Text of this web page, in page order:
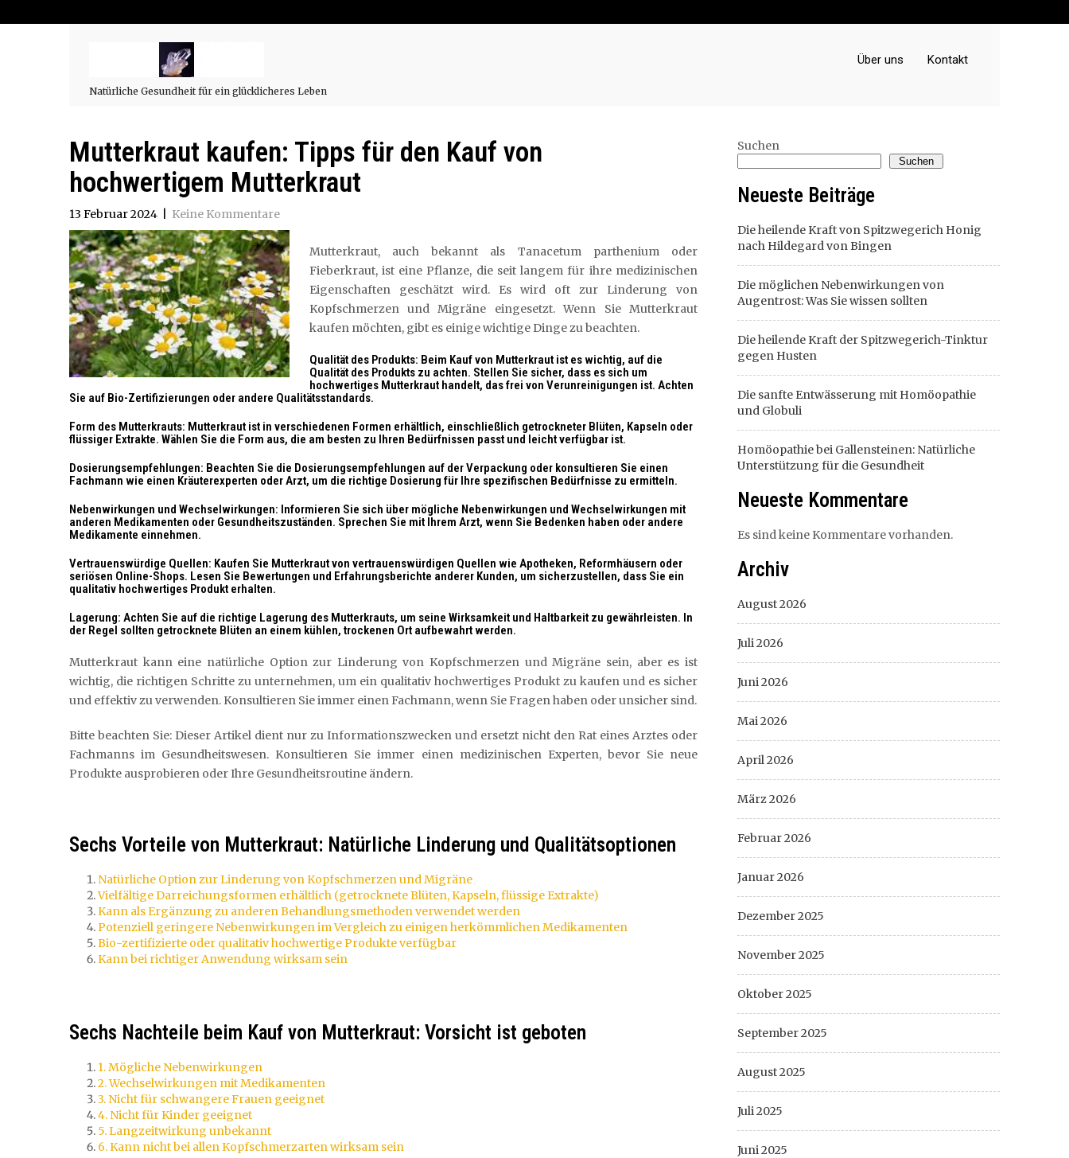
Natürliche Gesundheit für ein glücklicheres Leben
Über uns Kontakt
Mutterkraut kaufen: Tipps für den Kauf von
hochwertigem Mutterkraut
13 Februar 2024 Keine Kommentare
Mutterkraut, auch bekannt als Tanacetum parthenium oder
Fieberkraut, ist eine Pflanze, die seit langem für ihre medizinischen
Eigenschaften geschätzt wird. Es wird oft zur Linderung von
Kopfschmerzen und Migräne eingesetzt. Wenn Sie Mutterkraut
kaufen möchten, gibt es einige wichtige Dinge zu beachten.
Qualität des Produkts: Beim Kauf von Mutterkraut ist es wichtig, auf die
Qualität des Produkts zu achten. Stellen Sie sicher, dass es sich um
hochwertiges Mutterkraut handelt, das frei von Verunreinigungen ist. Achten
Sie auf Bio-Zertifizierungen oder andere Qualitätsstandards.
Form des Mutterkrauts: Mutterkraut ist in verschiedenen Formen erhältlich, einschließlich getrockneter Blüten, Kapseln oder
flüssiger Extrakte. Wählen Sie die Form aus, die am besten zu Ihren Bedürfnissen passt und leicht verfügbar ist.
Dosierungsempfehlungen: Beachten Sie die Dosierungsempfehlungen auf der Verpackung oder konsultieren Sie einen
Fachmann wie einen Kräuterexperten oder Arzt, um die richtige Dosierung für Ihre spezifischen Bedürfnisse zu ermitteln.
Nebenwirkungen und Wechselwirkungen: Informieren Sie sich über mögliche Nebenwirkungen und Wechselwirkungen mit
anderen Medikamenten oder Gesundheitszuständen. Sprechen Sie mit Ihrem Arzt, wenn Sie Bedenken haben oder andere
Medikamente einnehmen.
Vertrauenswürdige Quellen: Kaufen Sie Mutterkraut von vertrauenswürdigen Quellen wie Apotheken, Reformhäusern oder
seriösen Online-Shops. Lesen Sie Bewertungen und Erfahrungsberichte anderer Kunden, um sicherzustellen, dass Sie ein
qualitativ hochwertiges Produkt erhalten.
Lagerung: Achten Sie auf die richtige Lagerung des Mutterkrauts, um seine Wirksamkeit und Haltbarkeit zu gewährleisten. In
der Regel sollten getrocknete Blüten an einem kühlen, trockenen Ort aufbewahrt werden.
Mutterkraut kann eine natürliche Option zur Linderung von Kopfschmerzen und Migräne sein, aber es ist
wichtig, die richtigen Schritte zu unternehmen, um ein qualitativ hochwertiges Produkt zu kaufen und es sicher
und effektiv zu verwenden. Konsultieren Sie immer einen Fachmann, wenn Sie Fragen haben oder unsicher sind.
Bitte beachten Sie: Dieser Artikel dient nur zu Informationszwecken und ersetzt nicht den Rat eines Arztes oder
Fachmanns im Gesundheitswesen. Konsultieren Sie immer einen medizinischen Experten, bevor Sie neue
Produkte ausprobieren oder Ihre Gesundheitsroutine ändern.
Sechs Vorteile von Mutterkraut: Natürliche Linderung und Qualitätsoptionen
Natürliche Option zur Linderung von Kopfschmerzen und Migräne
Vielfältige Darreichungsformen erhältlich (getrocknete Blüten, Kapseln, flüssige Extrakte)
Kann als Ergänzung zu anderen Behandlungsmethoden verwendet werden
Potenziell geringere Nebenwirkungen im Vergleich zu einigen herkömmlichen Medikamenten
Bio-zertifizierte oder qualitativ hochwertige Produkte verfügbar
Kann bei richtiger Anwendung wirksam sein
Sechs Nachteile beim Kauf von Mutterkraut: Vorsicht ist geboten
1. Mögliche Nebenwirkungen
2. Wechselwirkungen mit Medikamenten
3. Nicht für schwangere Frauen geeignet
4. Nicht für Kinder geeignet
5. Langzeitwirkung unbekannt
6. Kann nicht bei allen Kopfschmerzarten wirksam sein
Suchen
Suchen
Neueste Beiträge
Die heilende Kraft von Spitzwegerich Honig
nach Hildegard von Bingen
Die möglichen Nebenwirkungen von
Augentrost: Was Sie wissen sollten
Die heilende Kraft der Spitzwegerich-Tinktur
gegen Husten
Die sanfte Entwässerung mit Homöopathie
und Globuli
Homöopathie bei Gallensteinen: Natürliche
Unterstützung für die Gesundheit
Neueste Kommentare
Es sind keine Kommentare vorhanden.
Archiv
August 2026
Juli 2026
Juni 2026
Mai 2026
April 2026
März 2026
Februar 2026
Januar 2026
Dezember 2025
November 2025
Oktober 2025
September 2025
August 2025
Juli 2025
Juni 2025